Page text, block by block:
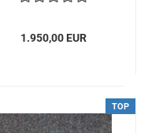
1.950,00 EUR
TOP